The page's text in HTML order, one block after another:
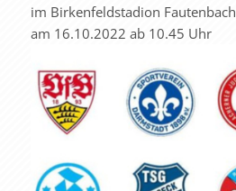
im Birkenfeldstadion Fautenbach
am 16.10.2022 ab 10.45 Uhr